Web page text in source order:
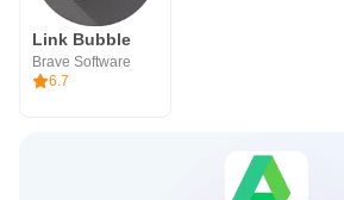
Link Bubble
Brave Software
6.7